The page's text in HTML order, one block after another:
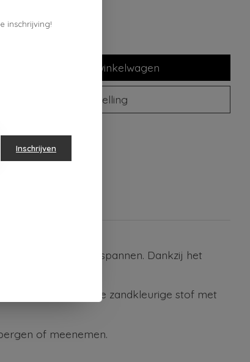
Toevoegen aan winkelwagen
Plaats bestelling
om heerlijk te ontspannen. Dankzij het
zomerdagen. De zandkleurige stof met
of meenemen.
inschrijving!
Inschrijven